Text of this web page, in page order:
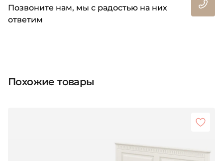
Позвоните нам, мы с радостью на них
ответим
Похожие товары